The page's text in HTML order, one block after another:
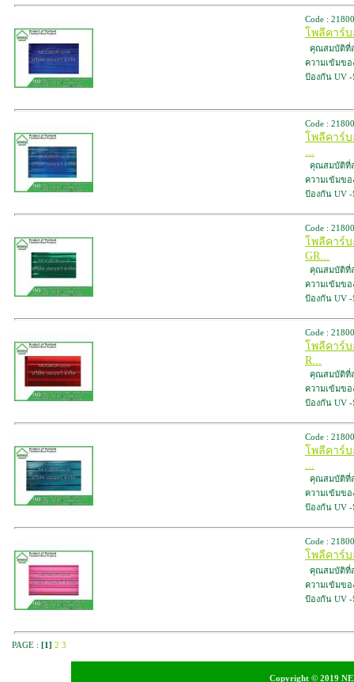
Code :
โพลีคาร์บ
คุณสมบัติที่
ความเข้มขอ
ป้องกัน UV
Code :
โพลีคาร์บ
...
คุณสมบัติที่
ความเข้มขอ
ป้องกัน UV
Code :
โพลีคาร์บ
GR...
คุณสมบัติที่
ความเข้มขอ
ป้องกัน UV
Code :
โพลีคาร์บ
R...
คุณสมบัติที่
ความเข้มขอ
ป้องกัน UV
Code :
โพลีคาร์บ
...
คุณสมบัติที่
ความเข้มขอ
ป้องกัน UV
Code :
โพลีคาร์บ
คุณสมบัติที่
ความเข้มขอ
ป้องกัน UV
PAGE : [1] 2 3
Copyright © 2019